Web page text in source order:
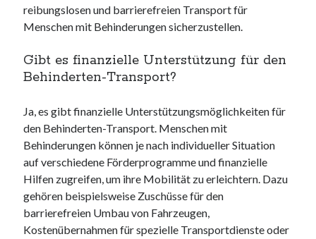
reibungslosen und barrierefreien Transport für
Menschen mit Behinderungen sicherzustellen.
Gibt es finanzielle Unterstützung für den
Behinderten-Transport?
Ja, es gibt finanzielle Unterstützungsmöglichkeiten für
den Behinderten-Transport. Menschen mit
Behinderungen können je nach individueller Situation
auf verschiedene Förderprogramme und finanzielle
Hilfen zugreifen, um ihre Mobilität zu erleichtern. Dazu
gehören beispielsweise Zuschüsse für den
barrierefreien Umbau von Fahrzeugen,
Kostenübernahmen für spezielle Transportdienste oder